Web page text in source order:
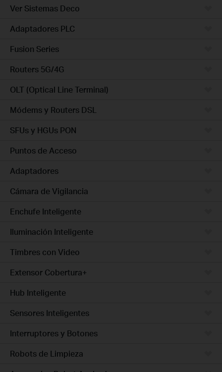
Ver Sistemas Deco
Adaptadores PLC
Fusion Series
Routers 5G/4G
OLT (Optical Line Terminal)
Módems y Routers DSL
SFUs y HGUs PON
Puntos de Acceso
Adaptadores
Cámara de Vigilancia
Enchufe Inteligente
Iluminación Inteligente
Timbres con Video
Extensor Cobertura+
Hub Inteligente
Sensores Inteligentes
Interruptores y Botones
Robots de Limpieza